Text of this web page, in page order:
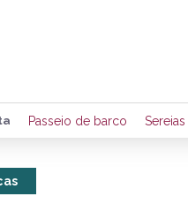
Preencha
de eventos
Passeio de barco